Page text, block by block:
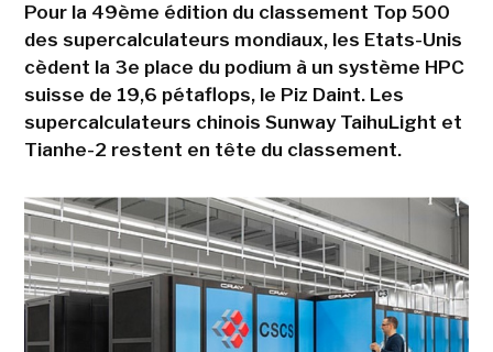
Pour la 49ème édition du classement Top 500
des supercalculateurs mondiaux, les Etats-Unis
cèdent la 3e place du podium à un système HPC
suisse de 19,6 pétaflops, le Piz Daint. Les
supercalculateurs chinois Sunway TaihuLight et
Tianhe-2 restent en tête du classement.